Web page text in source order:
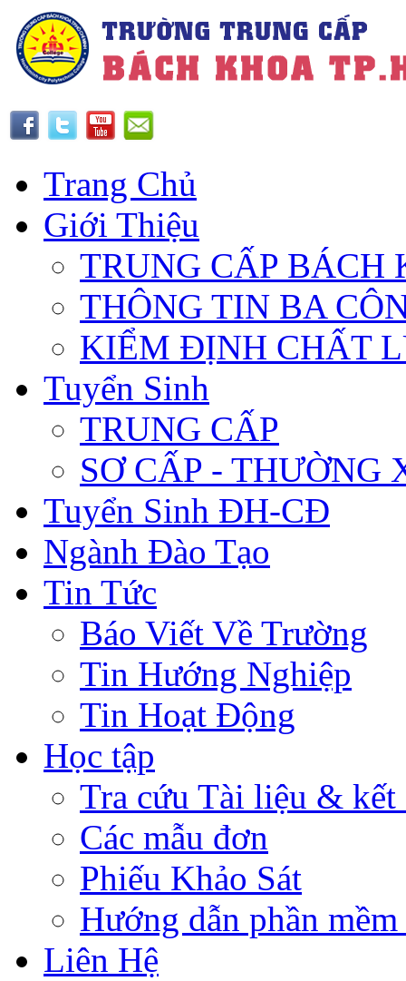
Trang Chủ
Giới Thiệu
TRUNG CẤP BÁCH
THÔNG TIN BA
KIỂM ĐỊNH CHẤT
Tuyển Sinh
TRUNG CẤP
SƠ CẤP - THƯỜNG
Tuyển Sinh ĐH-CĐ
Ngành Đào Tạo
Tin Tức
Báo Viết Về Trường
Tin Hướng Nghiệp
Tin Hoạt Động
Học tập
Tra cứu Tài liệu & kết
Các mẫu đơn
Phiếu Khảo Sát
Hướng dẫn phần
Liên Hệ